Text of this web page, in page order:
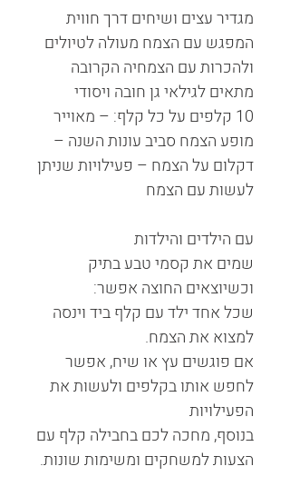
מגדיר עצים ושיחים דרך חווית
המפגש עם הצמח מעולה לטיולים
ולהכרות עם הצמחיה הקרובה
מתאים לגילאי גן חובה ויסודי
10 קלפים על כל קלף: – מאוייר
מופע הצמח סביב עונות השנה –
דקלום על הצמח – פעילויות שניתן
לעשות עם הצמח
עם הילדים והילדות
שמים את קסמי טבע בתיק
וכשיוצאים החוצה אפשר:
שכל אחד ילד עם קלף ביד וינסה
למצוא את הצמח.
אם פוגשים עץ או שיח, אפשר
לחפש אותו בקלפים ולעשות את
הפעילויות
בנוסף, מחכה לכם בחבילה קלף עם
הצעות למשחקים ומשימות שונות.